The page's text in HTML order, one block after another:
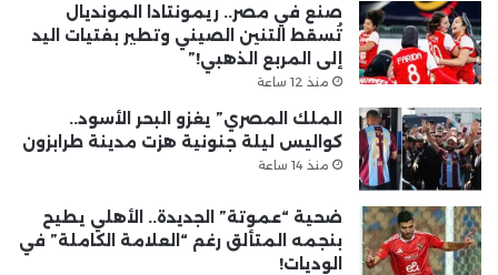
صنع في مصر.. ريمونتادا المونديال
تُسقط التنين الصيني وتطير بفتيات اليد
إلى المربع الذهبي!”
منذ 12 ساعة
الملك المصري” يغزو البحر الأسود..
كواليس ليلة جنونية هزت مدينة طرابزون
منذ 14 ساعة
ضحية “عموتة” الجديدة.. الأهلي يطيح
بنجمه المتألق رغم “العلامة الكاملة” في
الوديات!